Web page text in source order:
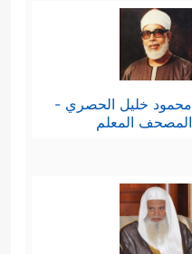
محمود خليل الحصري -
المصحف المعلم